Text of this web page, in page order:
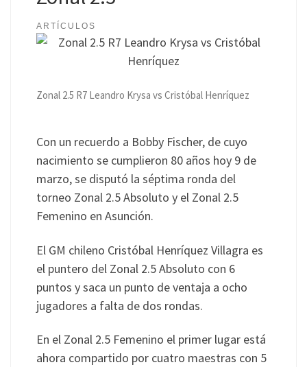
ARTÍCULOS
Zonal 2.5 R7 Leandro Krysa vs Cristóbal Henríquez
Con un recuerdo a Bobby Fischer, de cuyo
nacimiento se cumplieron 80 años hoy 9 de
marzo, se disputó la séptima ronda del
torneo Zonal 2.5 Absoluto y el Zonal 2.5
Femenino en Asunción.
El GM chileno Cristóbal Henríquez Villagra es
el puntero del Zonal 2.5 Absoluto con 6
puntos y saca un punto de ventaja a ocho
jugadores a falta de dos rondas.
En el Zonal 2.5 Femenino el primer lugar está
ahora compartido por cuatro maestras con 5